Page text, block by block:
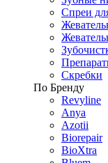
Спреи
Скребки
По Бренду
Revyline
Anya
Azotii
Biorepair
BioXtra